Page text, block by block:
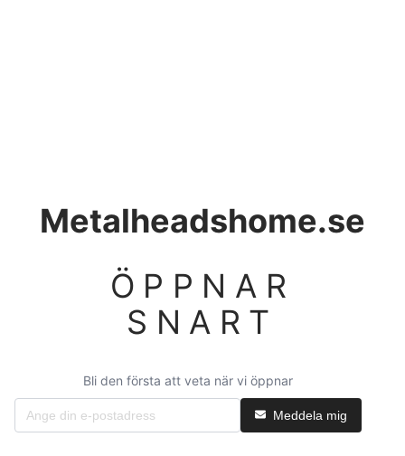
Metalheadshome.se
ÖPPNAR
SNART
Bli den första att veta när vi öppnar
Meddela mig